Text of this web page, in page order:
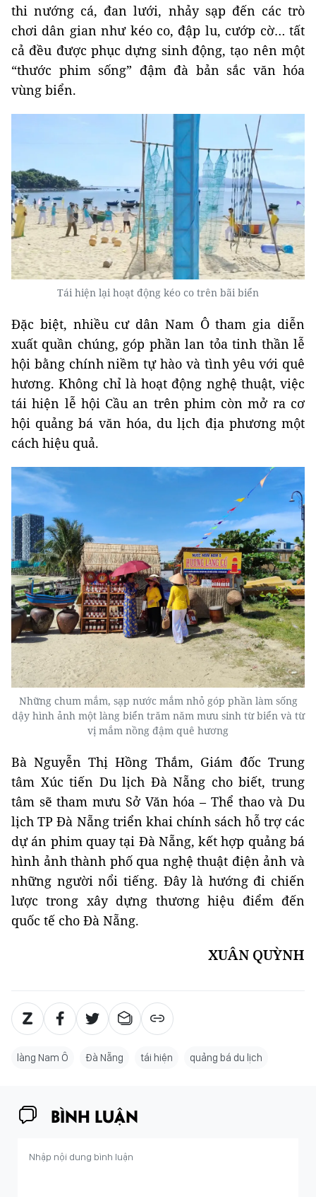
thi nướng cá, đan lưới, nhảy sạp đến các trò
chơi dân gian như kéo co, đập lu, cướp cờ… tất
cả đều được phục dựng sinh động, tạo nên một
“thước phim sống” đậm đà bản sắc văn hóa
vùng biển.
Tái hiện lại hoạt động kéo co trên bãi biển
Đặc biệt, nhiều cư dân Nam Ô tham gia diễn
xuất quần chúng, góp phần lan tỏa tinh thần lễ
hội bằng chính niềm tự hào và tình yêu với quê
hương. Không chỉ là hoạt động nghệ thuật, việc
tái hiện lễ hội Cầu an trên phim còn mở ra cơ
hội quảng bá văn hóa, du lịch địa phương một
cách hiệu quả.
Những chum mắm, sạp nước mắm nhỏ góp phần làm sống
dậy hình ảnh một làng biển trăm năm mưu sinh từ biển và từ
vị mắm nồng đậm quê hương
Bà Nguyễn Thị Hồng Thắm, Giám đốc Trung
tâm Xúc tiến Du lịch Đà Nẵng cho biết, trung
tâm sẽ tham mưu Sở Văn hóa – Thể thao và Du
lịch TP Đà Nẵng triển khai chính sách hỗ trợ các
dự án phim quay tại Đà Nẵng, kết hợp quảng bá
hình ảnh thành phố qua nghệ thuật điện ảnh và
những người nổi tiếng. Đây là hướng đi chiến
lược trong xây dựng thương hiệu điểm đến
quốc tế cho Đà Nẵng.
XUÂN QUỲNH
làng Nam Ô Đà Nẵng tái hiện quảng bá du lịch
BÌNH LUẬN